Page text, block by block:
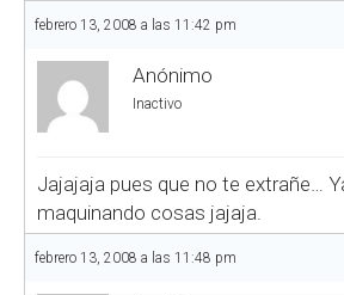
febrero 13, 2008 a las 11:42 pm
Anónimo
Inactivo
Jajajaja pues que no te extrañe…
maquinando cosas jajaja.
febrero 13, 2008 a las 11:48 pm